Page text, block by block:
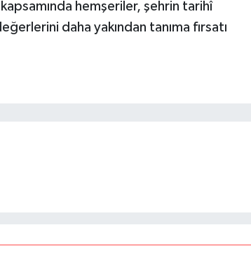
hemşeriler, şehrin tarihî
daha yakından tanıma fırsatı